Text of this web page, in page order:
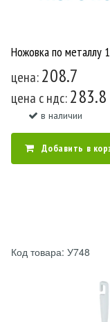
Ножовка по металлу
цена:208.7
цена c ндс:283.8
в наличии
Добавить в
Код товара: У748